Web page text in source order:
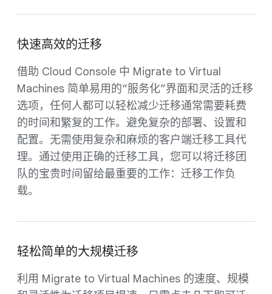
快速高效的迁移
借助 Cloud Console 中 Migrate to Virtual
Machines 简单易用的“服务化”界面和灵活的迁移
选项，任何人都可以轻松减少迁移通常需要耗费
的时间和繁复的工作。避免复杂的部署、设置和
配置。无需使用复杂和麻烦的客户端迁移工具代
理。通过使用正确的迁移工具，您可以将迁移团
队的宝贵时间留给最重要的工作：迁移工作负
载。
轻松简单的大规模迁移
利用 Migrate to Virtual Machines 的速度、规模